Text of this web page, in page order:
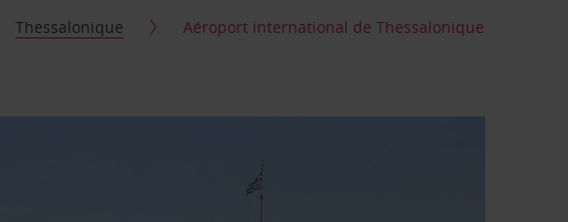
Thessalonique Aéroport international de Thessalonique